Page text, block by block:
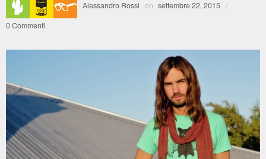
·Alessandro Rossi on settembre 22, 2015 /
0 Commenti